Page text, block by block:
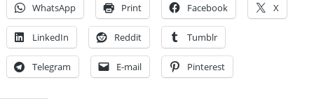
WhatsApp Print Facebook X
LinkedIn Reddit Tumblr
Telegram E-mail Pinterest